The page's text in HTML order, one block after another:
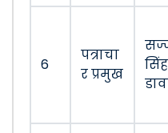
6
पत्राचा
र प्रमुख
सिंह